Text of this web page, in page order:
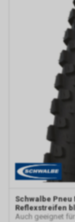
Schwalbe Pneu
Reflexstreifen
Auch geeignet